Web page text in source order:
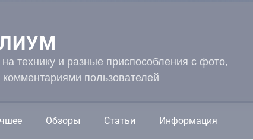
технику и разные приспособления с фото,
пользователей
Обзоры Статьи Информация